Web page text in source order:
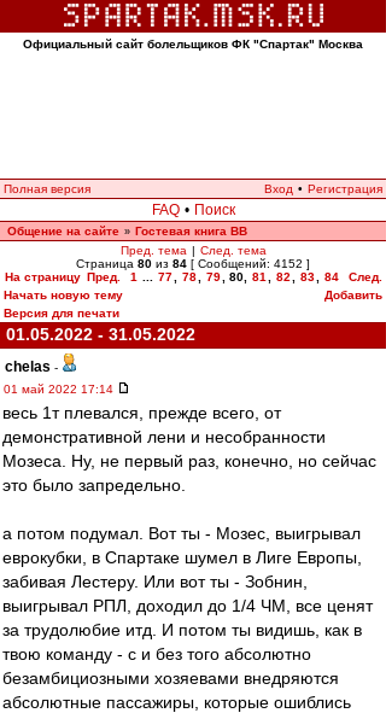
Официальный сайт болельщиков ФК "Спартак" Москва
Полная версия Вход • Регистрация
FAQ • Поиск
Общение на сайте » Гостевая книга ВВ
Пред. тема | След. тема
Страница 80 из 84 [ Сообщений: 4152 ]
На страницу Пред. 1 77 78 79 80, 81 82 83 84
След.
Начать новую тему
Добавить
Версия для печати
01.05.2022 - 31.05.2022
chelas -
01 май 2022 17:14
весь 1т плевался, прежде всего, от
демонстративной лени и несобранности
Мозеса. Ну, не первый раз, конечно, но сейчас
это было запредельно.
а потом подумал. Вот ты - Мозес, выигрывал
еврокубки, в Спартаке шумел в Лиге Европы,
забивая Лестеру. Или вот ты - Зобнин,
выигрывал РПЛ, доходил до 1/4 ЧМ, все ценят
за трудолюбие итд. И потом ты видишь, как в
твою команду - с и без того абсолютно
безамбициозными хозяевами внедряются
абсолютные пассажиры, которые ошиблись